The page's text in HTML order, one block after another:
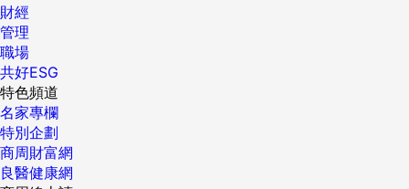
財經
管理
職場
共好ESG
特色頻道
名家專欄
特別企劃
商周財富網
良醫健康網